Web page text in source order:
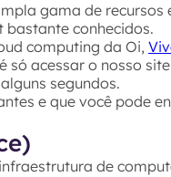
gama de recursos
bastante conhecidos.
computing da Oi,
acessar o nosso
segundos.
e que você pode
de